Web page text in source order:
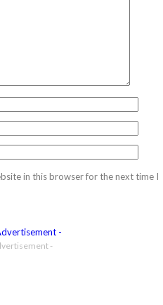
in this browser for the next time I
-